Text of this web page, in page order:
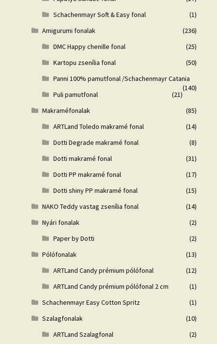
Schachenmayr Soft & Easy fonal
(1)
Amigurumi fonalak
(236)
DMC Happy chenille fonal
(25)
Kartopu zsenília fonal
(50)
Panni 100% pamutfonal /Schachenmayr Catania
(140)
Puli pamutfonal
(21)
Makraméfonalak
(85)
ARTLand Toledo makramé fonal
(14)
Dotti Degrade makramé fonal
(8)
Dotti makramé fonal
(31)
Dotti PP makramé fonal
(17)
Dotti shiny PP makramé fonal
(15)
NAKO Teddy vastag zsenília fonal
(14)
Nyári fonalak
(2)
Paper by Dotti
(2)
Pólófonalak
(13)
ARTLand Candy prémium pólófonal
(12)
ARTLand Candy prémium pólófonal 2 cm
(1)
Schachenmayr Easy Cotton Spritz
(1)
Szalagfonalak
(10)
ARTLand Szalagfonal
(2)